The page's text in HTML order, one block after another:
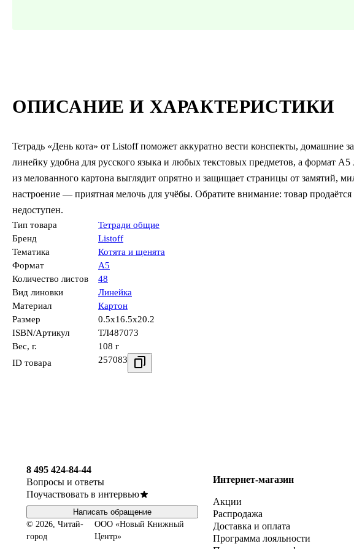
ОПИСАНИЕ И ХАРАКТЕРИСТИКИ
Тетрадь «День кота» от Listoff поможет аккуратно вести конспекты, домашние
линейку удобна для русского языка и любых текстовых предметов, а формат
из мелованного картона выглядит опрятно и защищает страницы от замятий,
настроение — приятная мелочь для учёбы. Обратите внимание: товар
недоступен.
Тип товара
Тетради общие
Бренд
Listoff
Тематика
Котята и щенята
Формат
А5
Количество листов
48
Вид линовки
Линейка
Материал
Картон
Размер
0.5x16.5x20.2
ISBN/Артикул
ТЛ487073
Вес, г.
108 г
ID товара
257083
8 495 424-84-44
Вопросы и ответы
Поучаствовать в интервью
Написать обращение
© 2026, Читай-
город
ООО «Новый Книжный
Центр»
Интернет-магазин
Акции
Распродажа
Доставка и оплата
Программа лояльности